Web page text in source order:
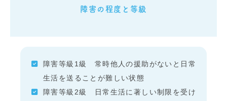
障害の程度と等級
障害等級1級 常時他人の援助がないと日常
生活を送ることが難しい状態
障害等級2級 日常生活に著しい制限を受け